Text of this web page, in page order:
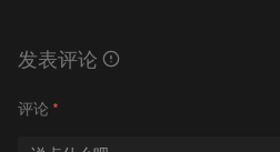
发表评论
评论 *